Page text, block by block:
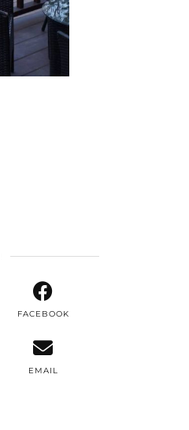
FACEBOOK
EMAIL